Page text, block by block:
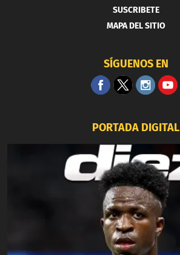
SUSCRIBETE
MAPA DEL SITIO
SÍGUENOS EN
PORTADA DIGITAL